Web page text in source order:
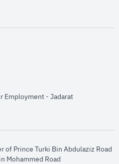
Employment - Jadaratopens in new
of Prince Turki Bin Abdulaziz Road
Mohammed Road​